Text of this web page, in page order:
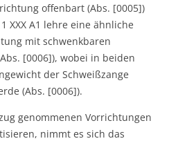
offenbart (Abs. [0005])
XXX A1 lehre eine ähnliche
mit schwenkbaren
[0006]), wobei in beiden
der Schweißzange
(Abs. [0006]).
genommenen Vorrichtungen
nimmt es sich das